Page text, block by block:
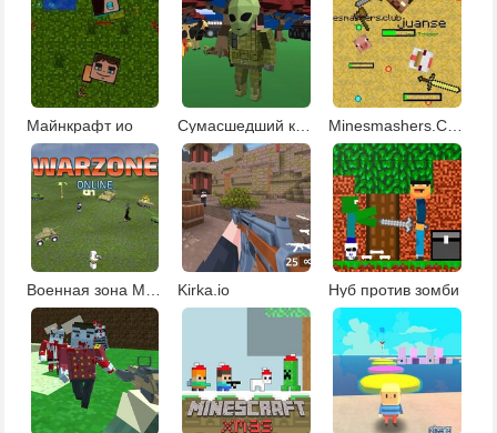
Майнкрафт ио Сумасшедший крафт Minesmashers.Club
Kirka.io Нуб против зомби